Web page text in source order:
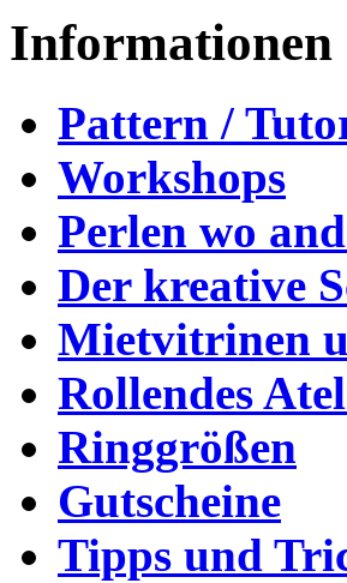
Informationen
Pattern /
Workshops
Perlen wo
Der kreative
Mietvitrinen
Rollendes
Ringgrößen
Gutscheine
Tipps und